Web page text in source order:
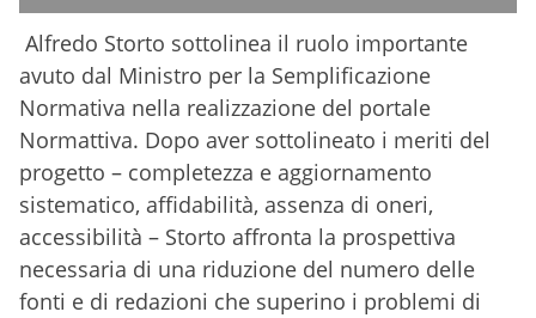
Alfredo Storto sottolinea il ruolo importante
avuto dal Ministro per la Semplificazione
Normativa nella realizzazione del portale
Normattiva. Dopo aver sottolineato i meriti del
progetto – completezza e aggiornamento
sistematico, affidabilità, assenza di oneri,
accessibilità – Storto affronta la prospettiva
necessaria di una riduzione del numero delle
fonti e di redazioni che superino i problemi di